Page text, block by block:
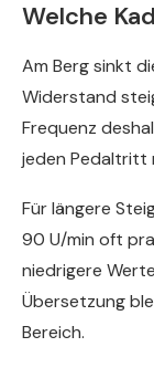
Welche
Am Berg sinkt
Widerstand
Frequenz
jeden Pedaltritt
Für längere
90 U/min oft
niedrigere
Übersetzung
Bereich.